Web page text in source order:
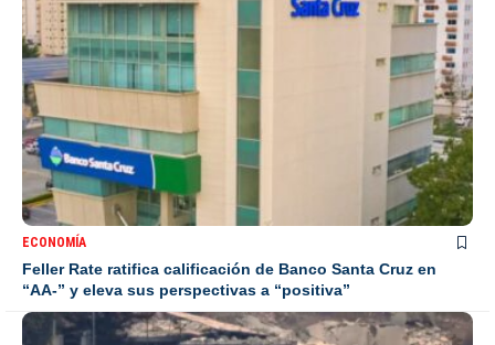
ECONOMÍA
Feller Rate ratifica calificación de Banco Santa Cruz en
“AA-” y eleva sus perspectivas a “positiva”